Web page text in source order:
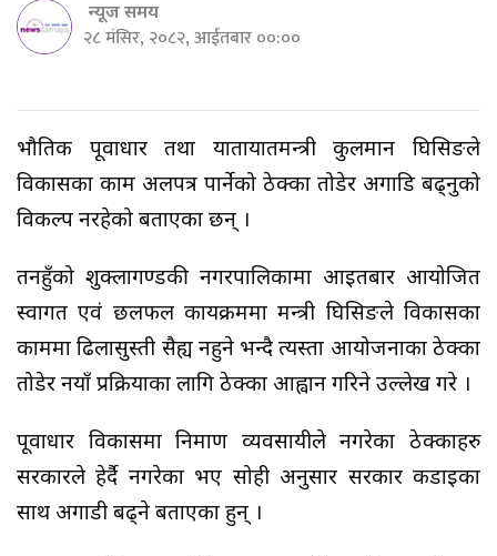
न्यूज समय
२८ मंसिर, २०८२, आईतबार ००:००
भौतिक पूर्वाधार तथा यातायातमन्त्री कुलमान घिसिङले
विकासका काम अलपत्र पार्नेको ठेक्का तोडेर अगाडि बढ्नुको
विकल्प नरहेको बताएका छन् ।
तनहुँको शुक्लागण्डकी नगरपालिकामा आईतबार आयोजित
स्वागत एवं छलफल कार्यक्रममा मन्त्री घिसिङले विकासका
काममा ढिलासुस्ती सैह्य नहुने भन्दै त्यस्ता आयोजनाका ठेक्का
तोडेर नयाँ प्रक्रियाका लागि ठेक्का आह्वान गरिने उल्लेख गरे ।
पूर्वाधार विकासमा निर्माण व्यवसायीले नगरेका ठेक्काहरु
सरकारले हेर्दै नगरेका भए सोही अनुसार सरकार कडाईका
साथ अगाडी बढ्ने बताएका हुन् ।